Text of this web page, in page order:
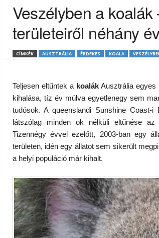
Veszélyben a
területeiről néhány
CÍMKÉK AUSZTRÁLIA ÉRDEKES KOALA
Teljesen eltűntek a koalák Ausztrália egyes
kihalása, tíz év múlva egyetlenegy sem
tudósok. A queenslandi Sunshine Coast-
látszólag minden ok nélküli eltűnése
Tizennégy évvel ezelőtt, 2003-ban egy
területen, idén egy állatot sem sikerült
a helyi populáció már kihalt.